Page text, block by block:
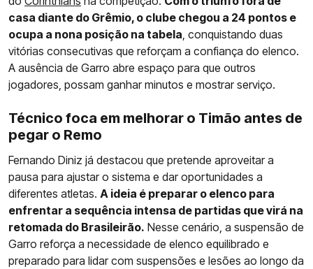
casa diante do Grêmio, o clube chegou a 24 pontos e
ocupa a nona posição na tabela , conquistando duas
vitórias consecutivas que reforçam a confiança do elenco.
A ausência de Garro abre espaço para que outros
jogadores, possam ganhar minutos e mostrar serviço.
Técnico foca em melhorar o Timão antes de
pegar o Remo
Fernando Diniz já destacou que pretende aproveitar a
pausa para ajustar o sistema e dar oportunidades a
diferentes atletas. A ideia é preparar o elenco para
enfrentar a sequência intensa de partidas que virá na
retomada do Brasileirão. Nesse cenário, a suspensão de
Garro reforça a necessidade de elenco equilibrado e
preparado para lidar com suspensões e lesões ao longo da